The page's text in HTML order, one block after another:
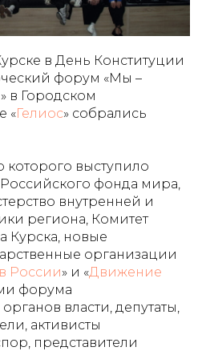
в День Конституции
форум «Мы –
в Городском
«Гелиос» собрались
которого выступило
фонда мира,
внутренней и
региона, Комитет
Курска, новые
организации
России» и «Движение
форума
власти, депутаты,
активисты
представители